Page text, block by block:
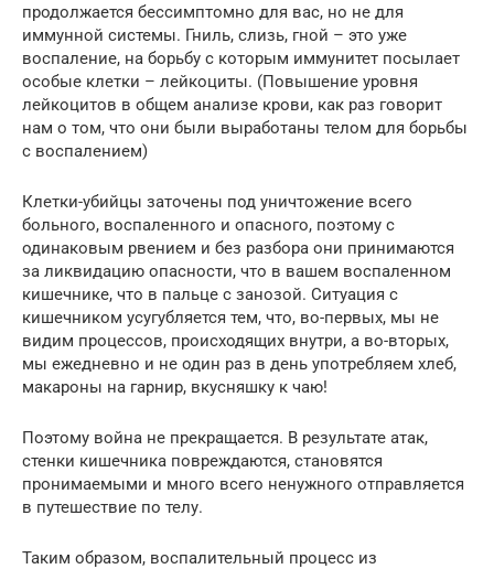
продолжается бессимптомно для вас, но не для
иммунной системы. Гниль, слизь, гной – это уже
воспаление, на борьбу с которым иммунитет посылает
особые клетки – лейкоциты. (Повышение уровня
лейкоцитов в общем анализе крови, как раз говорит
нам о том, что они были выработаны телом для борьбы
с воспалением)
Клетки-убийцы заточены под уничтожение всего
больного, воспаленного и опасного, поэтому с
одинаковым рвением и без разбора они принимаются
за ликвидацию опасности, что в вашем воспаленном
кишечнике, что в пальце с занозой. Ситуация с
кишечником усугубляется тем, что, во-первых, мы не
видим процессов, происходящих внутри, а во-вторых,
мы ежедневно и не один раз в день употребляем хлеб,
макароны на гарнир, вкусняшку к чаю!
Поэтому война не прекращается. В результате атак,
стенки кишечника повреждаются, становятся
пронимаемыми и много всего ненужного отправляется
в путешествие по телу.
Таким образом, воспалительный процесс из